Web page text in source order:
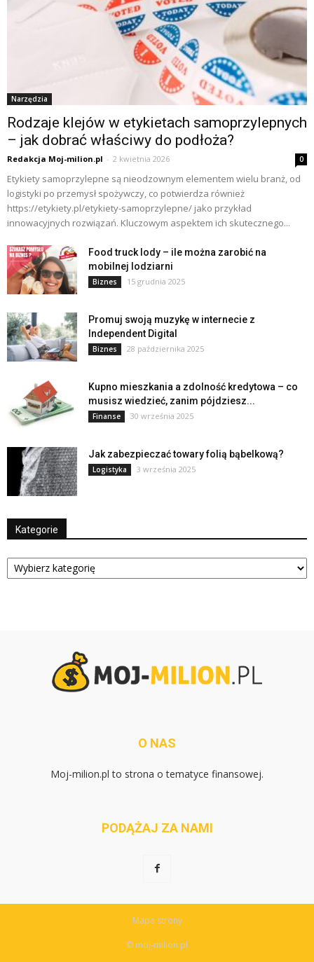
Narzędzia
Rodzaje klejów w etykietach samoprzylepnych
– jak dobrać właściwy do podłoża?
Redakcja Moj-milion.pl - 2 kwietnia 2026 0
Etykiety samoprzylepne są nieodzownym elementem wielu branż, od
logistyki po przemysł spożywczy, co potwierdza również
https://etykiety.pl/etykiety-samoprzylepne/ jako przykład
innowacyjnych rozwiązań. Kluczowym aspektem ich skutecznego...
Food truck lody – ile można zarobić na
mobilnej lodziarni
Biznes 15 grudnia 2025
Promuj swoją muzykę w internecie z
Independent Digital
Biznes 28 października 2025
Kupno mieszkania a zdolność kredytowa – co
musisz wiedzieć, zanim pójdziesz...
Finanse 30 września 2025
Jak zabezpieczać towary folią bąbelkową?
Logistyka 3 września 2025
Kategorie
Kategorie
O NAS
Moj-milion.pl to strona o tematyce finansowej.
PODĄŻAJ ZA NAMI
Mapa strony
© moj-milion.pl